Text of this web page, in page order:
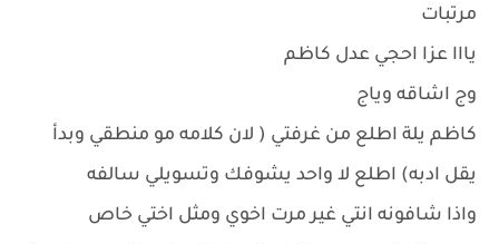
مرتبات
يااا عزا احجي عدل كاظم
وج اشاقه وياج
كاظم يلة اطلع من غرفتي ( لان كلامه مو منطقي وبدأ
يقل ادبه) اطلع لا واحد يشوفك وتسويلي سالفه
واذا شافونه انتي غير مرت اخوي ومثل اختي خاص